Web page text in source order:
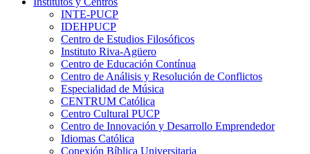
INTE-PUCP
IDEHPUCP
Centro de Estudios Filosóficos
Instituto Riva-Agüero
Centro de Educación Contínua
Centro de Análisis y Resolución de Conflictos
Especialidad de Música
CENTRUM Católica
Centro Cultural PUCP
Centro de Innovación y Desarrollo Emprendedor
Idiomas Católica
Conexión Bíblica Universitaria